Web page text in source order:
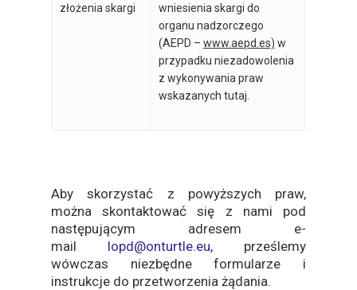
złożenia skargi
wniesienia skargi do
organu nadzorczego
(AEPD –www.aepd.es) w
przypadku niezadowolenia
z wykonywania praw
wskazanych tutaj.
Aby skorzystać z powyższych praw,
można skontaktować się z nami pod
następującym adresem e-
mail lopd@onturtle.eu, prześlemy
wówczas niezbędne formularze i
instrukcje do przetworzenia żądania.